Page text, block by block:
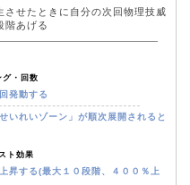
せたときに自分の次回物理技威
階あげる
・回数
発動する
いれいゾーン」が順次展開されると
ト効果
昇する(最大１０段階、４００％上